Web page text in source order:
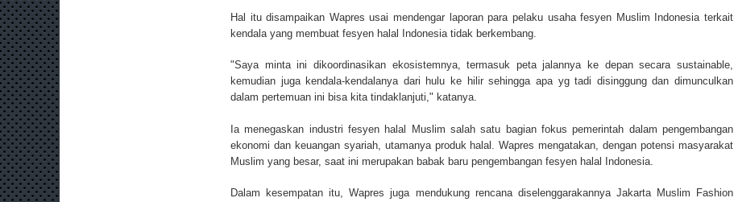
Hal itu disampaikan Wapres usai mendengar laporan para pelaku usaha fesyen Muslim Indonesia terkait
kendala yang membuat fesyen halal Indonesia tidak berkembang.
"Saya minta ini dikoordinasikan ekosistemnya, termasuk peta jalannya ke depan secara sustainable,
kemudian juga kendala-kendalanya dari hulu ke hilir sehingga apa yg tadi disinggung dan dimunculkan
dalam pertemuan ini bisa kita tindaklanjuti," katanya.
Ia menegaskan industri fesyen halal Muslim salah satu bagian fokus pemerintah dalam pengembangan
ekonomi dan keuangan syariah, utamanya produk halal. Wapres mengatakan, dengan potensi masyarakat
Muslim yang besar, saat ini merupakan babak baru pengembangan fesyen halal Indonesia.
Dalam kesempatan itu, Wapres juga mendukung rencana diselenggarakannya Jakarta Muslim Fashion